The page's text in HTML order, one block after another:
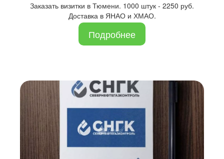
Заказать визитки в Тюмени. 1000 штук - 2250 руб.
Доставка в ЯНАО и ХМАО.
Подробнее